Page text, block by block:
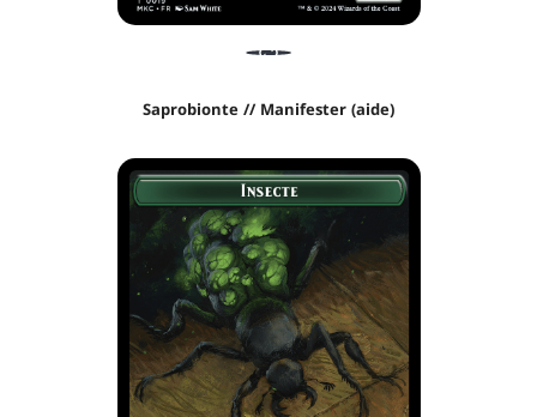
Saprobionte // Manifester (aide)